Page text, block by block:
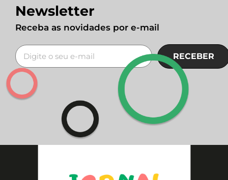
Newsletter
Receba as novidades por e-mail
RECEBER